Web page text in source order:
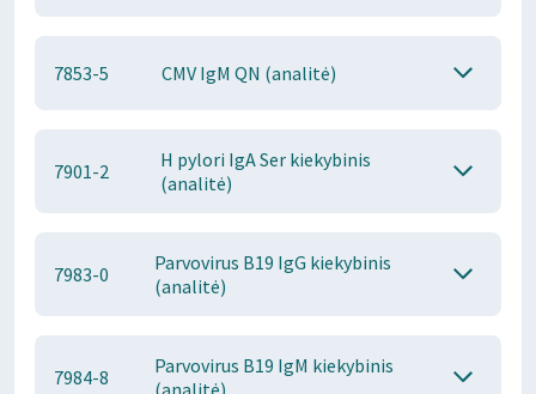
7853-5 CMV IgM QN (analitė)
7901-2
H pylori IgA Ser kiekybinis
(analitė)
7983-0
Parvovirus B19 IgG kiekybinis
(analitė)
7984-8
Parvovirus B19 IgM kiekybinis
(analitė)